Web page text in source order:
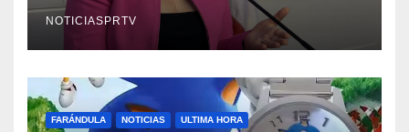
NOTICIASPRTV
FARÁNDULA NOTICIAS ULTIMA HORA